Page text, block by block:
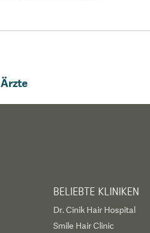
Ärzte
BELIEBTE KLINIKEN
Dr. Cinik Hair Hospital
Smile Hair Clinic